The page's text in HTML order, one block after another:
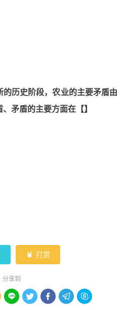
历史阶段，农业的主要矛盾由
、矛盾的主要方面在 【】
 打赏
分享到
    